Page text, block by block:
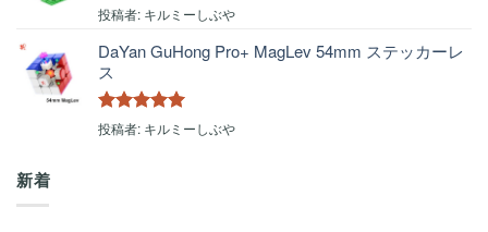
5段階中 5 の
投稿者: キルミーしぶや
DaYan GuHong Pro+ MagLev 54mm ステッカーレ
ス
5段階中 5 の
投稿者: キルミーしぶや
新着